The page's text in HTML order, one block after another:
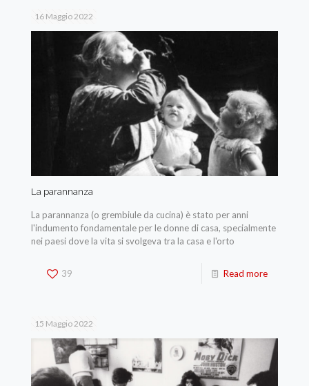
16 Maggio 2022
La parannanza
La parannanza (o grembiule da cucina) è stato per anni
l'indumento fondamentale per le donne di casa, specialmente
nei paesi dove la vita si svolgeva tra la casa e l'orto
39 Read more
15 Maggio 2022